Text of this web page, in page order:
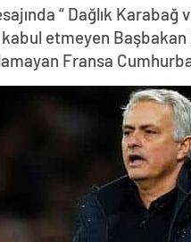
“ Dağlık
kabul etmeyen
Fransa